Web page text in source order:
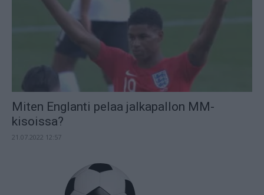
Miten Englanti pelaa jalkapallon MM-
kisoissa?
21.07.2022 12:57